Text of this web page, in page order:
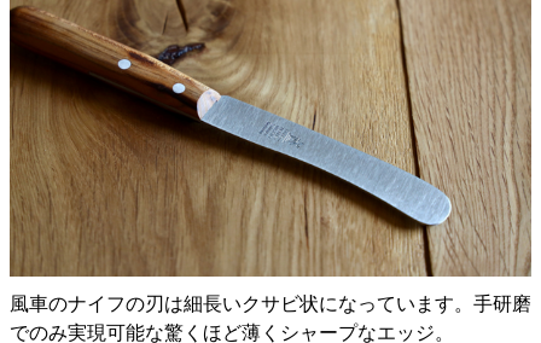
風車のナイフの刃は細長いクサビ状になっています。手研磨
でのみ実現可能な驚くほど薄くシャープなエッジ。